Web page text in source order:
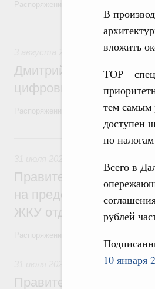
В
вложить
ТОР –
тем самым
доступен
по
Всего в
рублей
10 января
3
Регулирование
Дмитрий Григоренко
цифровых платформ
Распоряжение от 25 июля 2026 года
Правительство
на предоставление
ЖКУ отдельным
Бюджеты
Правительство